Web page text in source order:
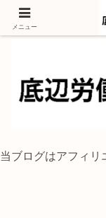
独身底辺おじ
当ブログはアフィリ
メニュー